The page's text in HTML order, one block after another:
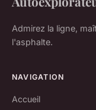
Admirez la ligne,
l'asphalte.
NAVIGATION
Accueil